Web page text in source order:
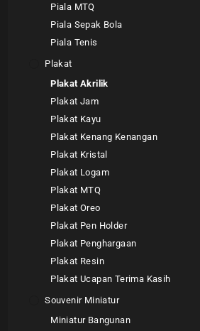
Piala MTQ
Piala Sepak Bola
Piala Tenis
Plakat
Plakat Akrilik
Plakat Jam
Plakat Kayu
Plakat Kenang Kenangan
Plakat Kristal
Plakat Logam
Plakat MTQ
Plakat Oreo
Plakat Pen Holder
Plakat Penghargaan
Plakat Resin
Plakat Ucapan Terima Kasih
Souvenir Miniatur
Miniatur Bangunan